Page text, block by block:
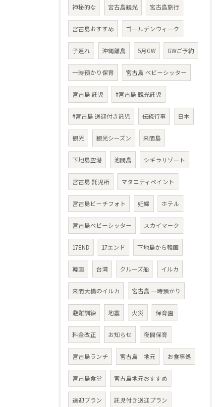
神秘的な 宮古島観光 宮古島旅行
宮古島おすすめ ゴールデンウィーク
子連れ 沖縄離島 5月GW GWご予約
一時預かり保育 宮古島 ベビーシッター
宮古島 託児 #宮古島 観光託児
#宮古島 送迎付き託児 伝統行事 日本
観光 観光シーズン 来間島
下地島空港 池間島 シギラリゾート
宮古島 託児所 マタニティペイント
宮古島ビーチフォト 妊婦 ホテル
宮古島ベビーシッター スカイマーク
17END 17エンド 下地島から韓国
韓国 台湾 クルーズ船 イルカ
来間大橋のイルカ 宮古島 一時預かり
避難訓練 地震 火災 保育園
料金改正 お知らせ 夜間保育
宮古島ランチ 宮古島 地元 お食事処
宮古島食堂 宮古島地元おすすめ
送迎プラン 託児付き送迎プラン